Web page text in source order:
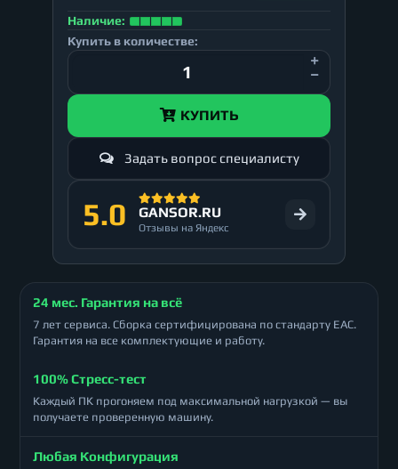
Наличие:
Купить в количестве:
КУПИТЬ
Задать вопрос специалисту
5.0 GANSOR.RU
Отзывы на Яндекс
24 мес. Гарантия на всё
7 лет сервиса. Сборка сертифицирована по стандарту ЕАС.
Гарантия на все комплектующие и работу.
100% Стресс-тест
Каждый ПК прогоняем под максимальной нагрузкой — вы
получаете проверенную машину.
Любая Конфигурация